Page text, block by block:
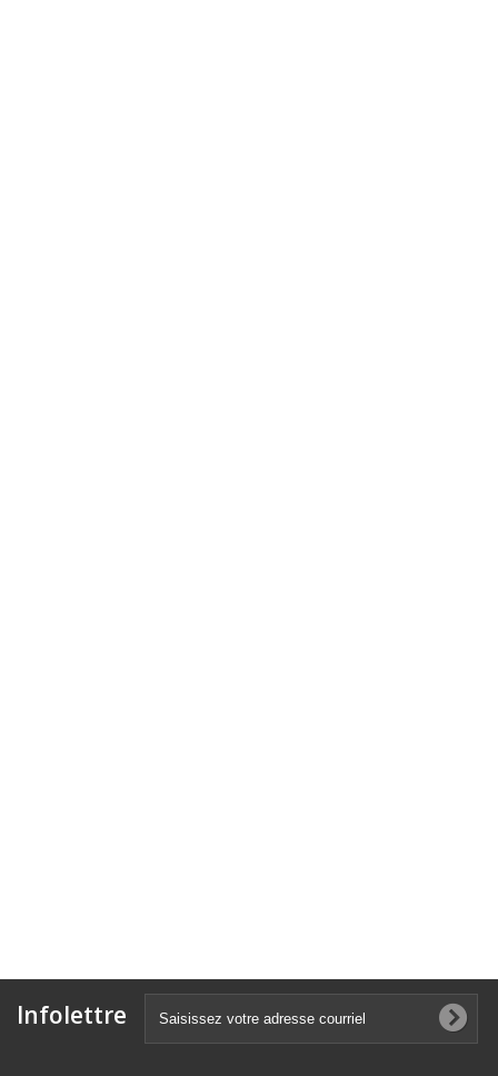
Infolettre